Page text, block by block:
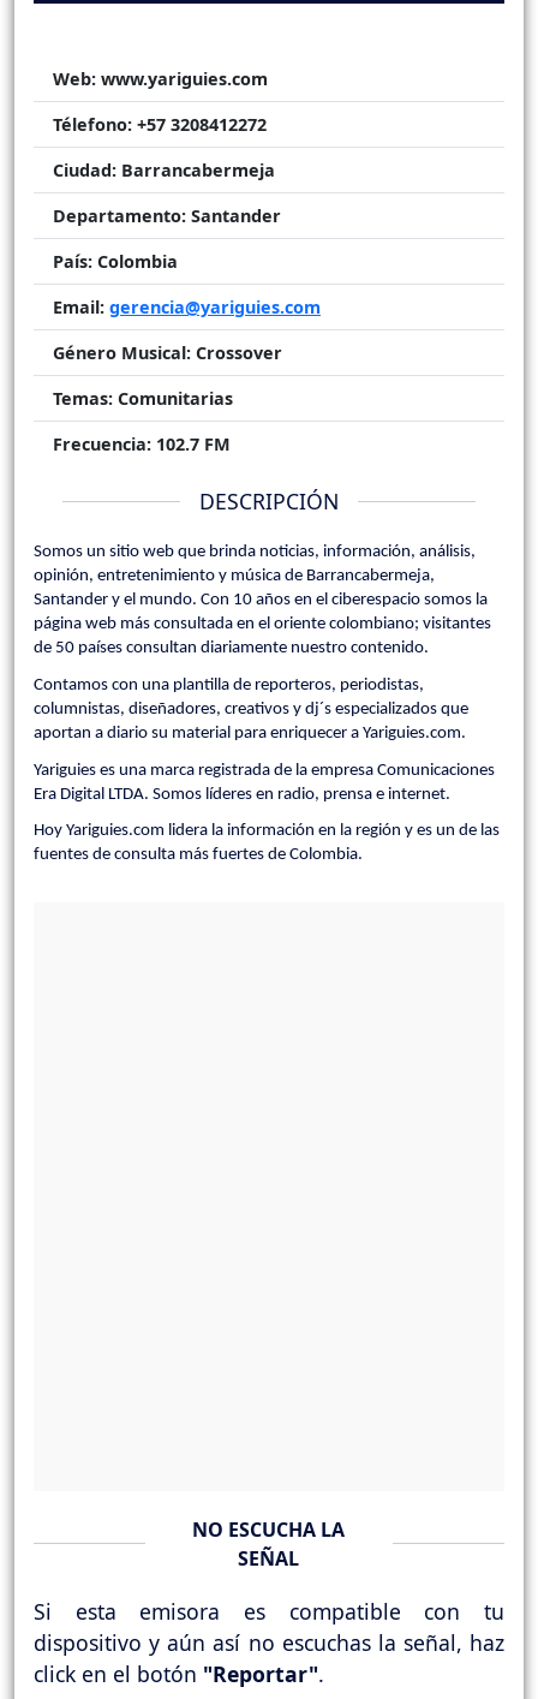
Web: www.yariguies.com
Télefono: +57 3208412272
Ciudad: Barrancabermeja
Departamento: Santander
País: Colombia
Email: gerencia@yariguies.com
Género Musical: Crossover
Temas: Comunitarias
Frecuencia: 102.7 FM
DESCRIPCIÓN
Somos un sitio web que brinda noticias, información, análisis,
opinión, entretenimiento y música de Barrancabermeja,
Santander y el mundo. Con 10 años en el ciberespacio somos la
página web más consultada en el oriente colombiano; visitantes
de 50 países consultan diariamente nuestro contenido.
Contamos con una plantilla de reporteros, periodistas,
columnistas, diseñadores, creativos y dj´s especializados que
aportan a diario su material para enriquecer a Yariguies.com.
Yariguies es una marca registrada de la empresa Comunicaciones
Era Digital LTDA. Somos líderes en radio, prensa e internet.
Hoy Yariguies.com lidera la información en la región y es un de las
fuentes de consulta más fuertes de Colombia.
NO ESCUCHA LA
SEÑAL
Si esta emisora es compatible con tu
dispositivo y aún así no escuchas la señal, haz
click en el botón "Reportar".